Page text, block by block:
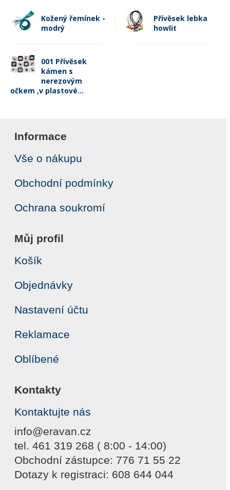
Kožený řemínek -
modrý
Přívěsek lebka
howlit
001 Přívěsek
kámen s
nerezovým
očkem ,v plastové...
Informace
Vše o nákupu
Obchodní podmínky
Ochrana soukromí
Můj profil
Košík
Objednávky
Nastavení účtu
Reklamace
Oblíbené
Kontakty
Kontaktujte nás
info@eravan.cz
tel. 461 319 268 ( 8:00 - 14:00)
Obchodní zástupce: 776 71 55 22
Dotazy k registraci: 608 644 044